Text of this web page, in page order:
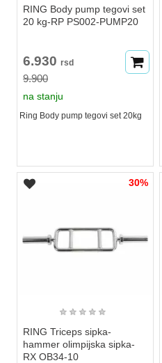
RING Body pump tegovi set
20 kg-RP PS002-PUMP20
6.930 rsd
9.900
na stanju
Ring Body pump tegovi set 20kg
30%
★ ★ ★ ★ ★
RING Triceps sipka-
hammer olimpijska sipka-
RX OB34-10